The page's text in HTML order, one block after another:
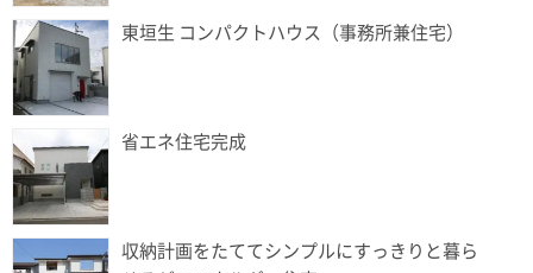
東垣生 コンパクトハウス（事務所兼住宅）
省エネ住宅完成
収納計画をたててシンプルにすっきりと暮ら